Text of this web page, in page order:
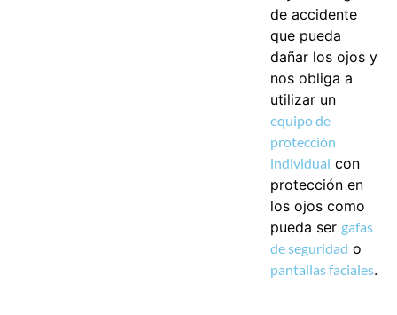
de accidente
que pueda
dañar los ojos y
nos obliga a
utilizar un
equipo de
protección
individual con
protección en
los ojos como
pueda sergafas
de seguridad o
pantallas faciales.